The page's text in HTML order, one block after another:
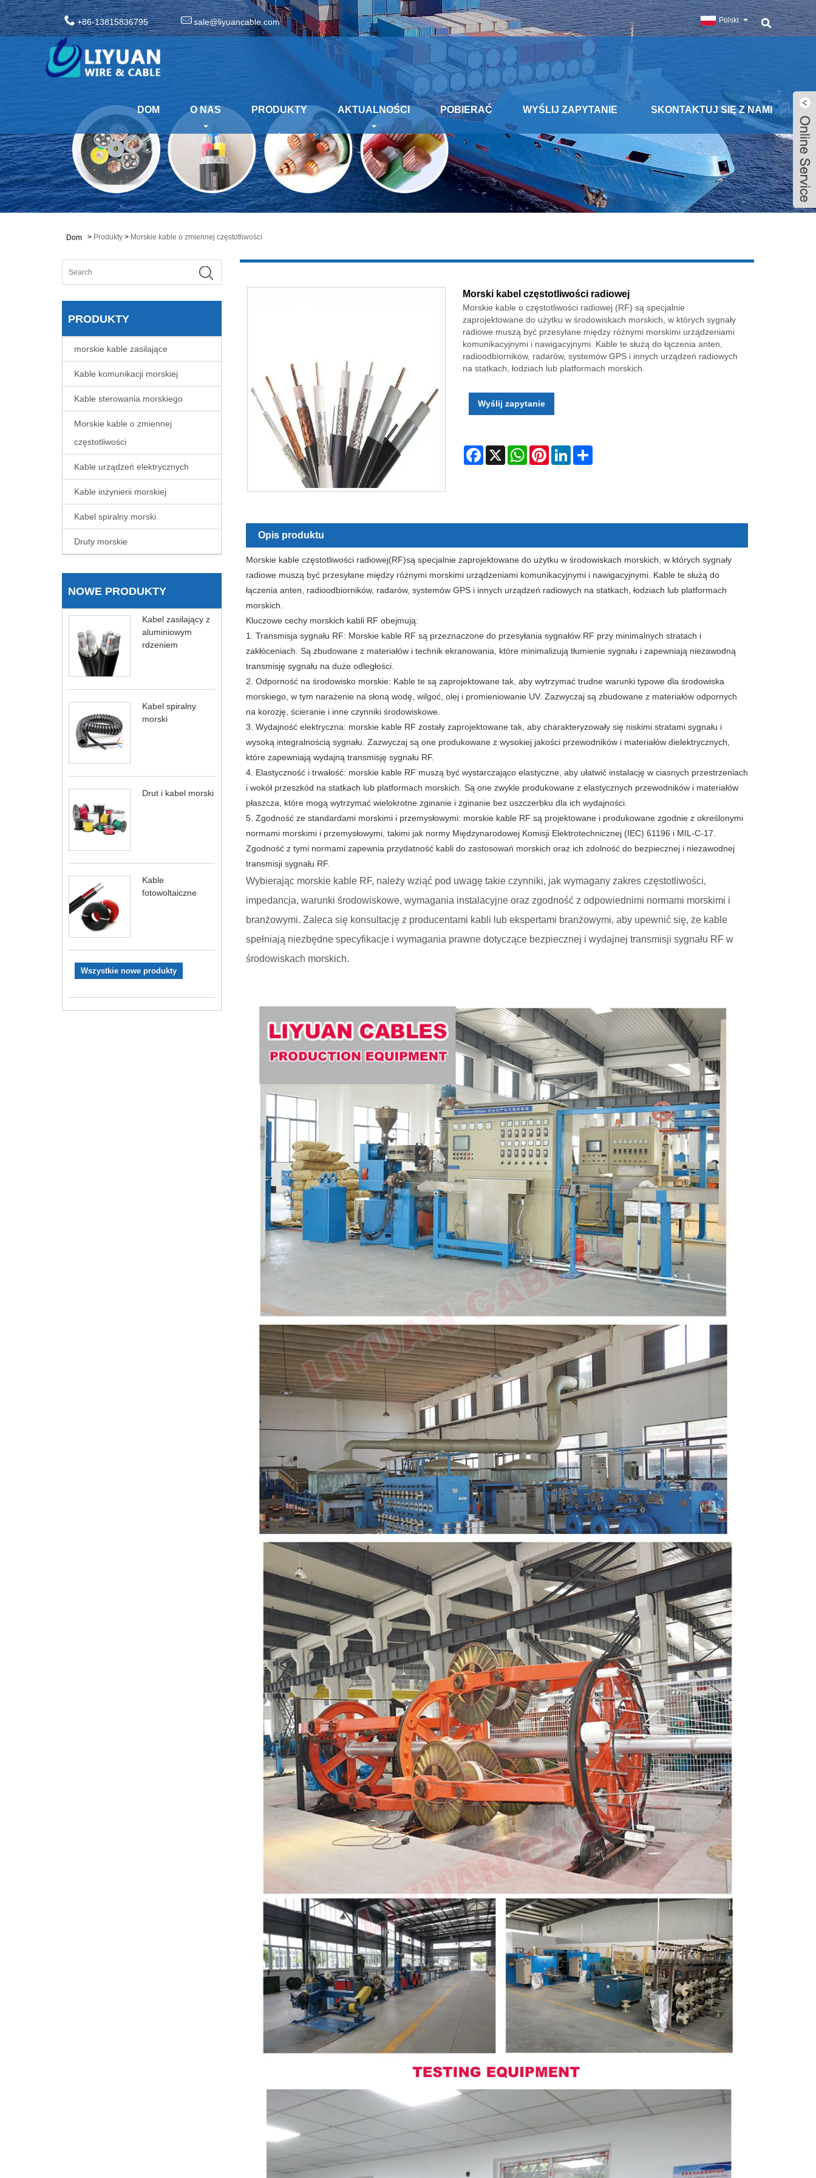
Polski
+86-13815836795 sale@liyuancable.com
DOM O NAS PRODUKTY AKTUALNOŚCI POBIERAĆ WYŚLIJ ZAPYTANIE SKONTAKTUJ SIĘ Z NAMI
Dom > Produkty > Morskie kable o zmiennej częstotliwości
PRODUKTY
morskie kable zasilające
Kable komunikacji morskiej
Kable sterowania morskiego
Morskie kable o zmiennej
częstotliwości
Kable urządzeń elektrycznych
Kable inżynierii morskiej
Kabel spiralny morski
Druty morskie
NOWE PRODUKTY
Kabel zasilający z
aluminiowym
rdzeniem
Kabel spiralny
morski
Drut i kabel morski
Kable
fotowoltaiczne
Wszystkie nowe produkty
Morski kabel częstotliwości radiowej
Morskie kable o częstotliwości radiowej (RF) są specjalnie
zaprojektowane do użytku w środowiskach morskich, w których sygnały
radiowe muszą być przesyłane między różnymi morskimi urządzeniami
komunikacyjnymi i nawigacyjnymi. Kable te służą do łączenia anten,
radioodbiorników, radarów, systemów GPS i innych urządzeń radiowych
na statkach, łodziach lub platformach morskich.
Wyślij zapytanie
Facebook
X WhatsAppPinterestLinkedIn
Opis produktu
Morskie kable częstotliwości radiowej(RF)są specjalnie zaprojektowane do użytku w środowiskach morskich, w których sygnały
radiowe muszą być przesyłane między różnymi morskimi urządzeniami komunikacyjnymi i nawigacyjnymi. Kable te służą do
łączenia anten, radioodbiorników, radarów, systemów GPS i innych urządzeń radiowych na statkach, łodziach lub platformach
morskich.
Kluczowe cechy morskich kabli RF obejmują:
1. Transmisja sygnału RF: Morskie kable RF są przeznaczone do przesyłania sygnałów RF przy minimalnych stratach i
zakłóceniach. Są zbudowane z materiałów i technik ekranowania, które minimalizują tłumienie sygnału i zapewniają niezawodną
transmisję sygnału na duże odległości.
2. Odporność na środowisko morskie: Kable te są zaprojektowane tak, aby wytrzymać trudne warunki typowe dla środowiska
morskiego, w tym narażenie na słoną wodę, wilgoć, olej i promieniowanie UV. Zazwyczaj są zbudowane z materiałów odpornych
na korozję, ścieranie i inne czynniki środowiskowe.
3. Wydajność elektryczna: morskie kable RF zostały zaprojektowane tak, aby charakteryzowały się niskimi stratami sygnału i
wysoką integralnością sygnału. Zazwyczaj są one produkowane z wysokiej jakości przewodników i materiałów dielektrycznych,
które zapewniają wydajną transmisję sygnału RF.
4. Elastyczność i trwałość: morskie kable RF muszą być wystarczająco elastyczne, aby ułatwić instalację w ciasnych przestrzeniach
i wokół przeszkód na statkach lub platformach morskich. Są one zwykle produkowane z elastycznych przewodników i materiałów
płaszcza, które mogą wytrzymać wielokrotne zginanie i zginanie bez uszczerbku dla ich wydajności.
5. Zgodność ze standardami morskimi i przemysłowymi: morskie kable RF są projektowane i produkowane zgodnie z określonymi
normami morskimi i przemysłowymi, takimi jak normy Międzynarodowej Komisji Elektrotechnicznej (IEC) 61196 i MIL-C-17.
Zgodność z tymi normami zapewnia przydatność kabli do zastosowań morskich oraz ich zdolność do bezpiecznej i niezawodnej
transmisji sygnału RF.
Wybierając morskie kable RF, należy wziąć pod uwagę takie czynniki, jak wymagany zakres częstotliwości,
impedancja, warunki środowiskowe, wymagania instalacyjne oraz zgodność z odpowiednimi normami morskimi i
branżowymi. Zaleca się konsultację z producentami kabli lub ekspertami branżowymi, aby upewnić się, że kable
spełniają niezbędne specyfikacje i wymagania prawne dotyczące bezpiecznej i wydajnej transmisji sygnału RF w
środowiskach morskich.